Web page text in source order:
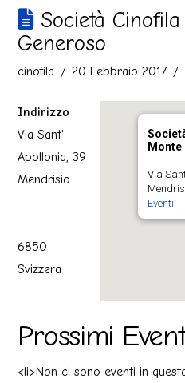
Società
Generoso
cinofila 20 Febbraio 2017
Monte
Via
Eventi
Indirizzo
Via Sant'
Apollonia, 39
Mendrisio
6850
Svizzera
Prossimi
<li>Non ci sono eventi in